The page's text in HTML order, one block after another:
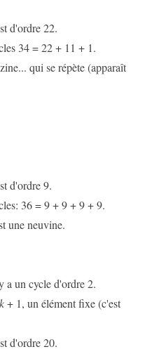
22.
34 = 22 + 11 + 1.
qui se répète (apparaît
9.
36 = 9 + 9 + 9 + 9.
neuvine.
cycle d'ordre 2.
k+ 1, un élément fixe (c'est
20.